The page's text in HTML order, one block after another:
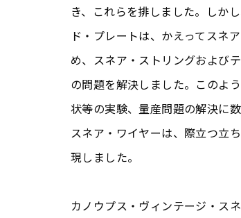
き、これらを排しました。しか
ド・プレートは、かえってスネ
め、スネア・ストリングおよび
の問題を解決しました。このよ
状等の実験、量産問題の解決に
スネア・ワイヤーは、際立つ立
現しました。
カノウプス・ヴィンテージ・ス